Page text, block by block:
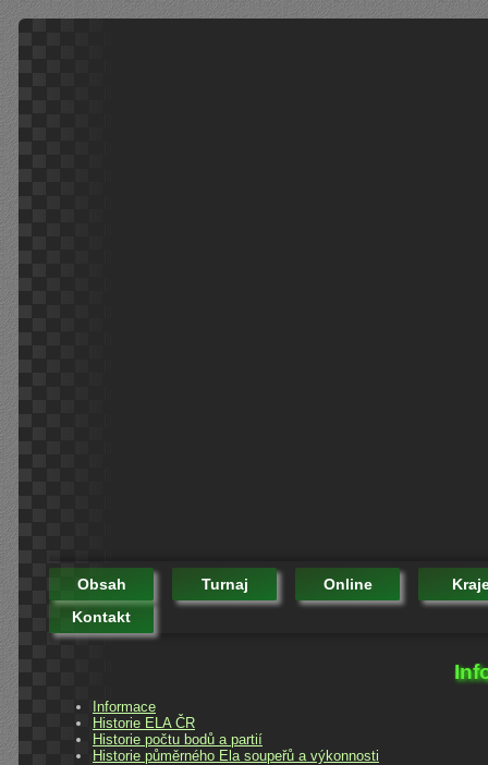
Obsah Turnaj Online
Kontakt
Informace
Historie ELA ČR
Historie počtu bodů a partií
Historie půměrného Ela soupeřů a výkonnosti